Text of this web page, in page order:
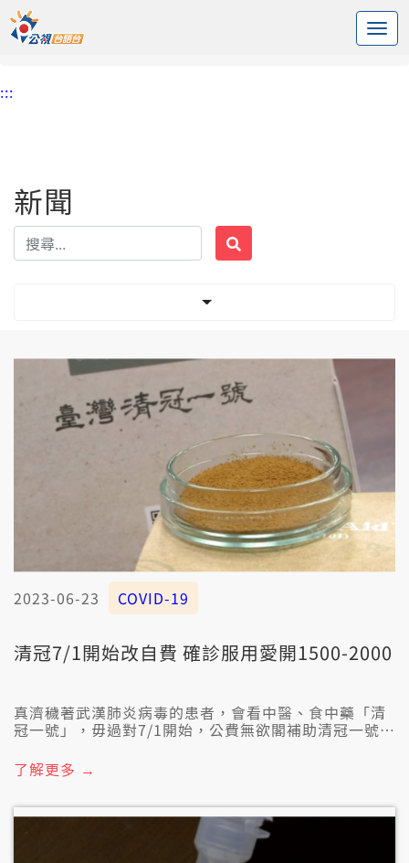
中央內容區塊
頭頁
:::
新聞
2023-06-23 COVID-19
清冠7/1開始改自費 確診服用愛開1500-2000
真濟穢著武漢肺炎病毒的患者，會看中醫、食中藥「清
冠一號」，毋過對7/1開始，公費無欲閣補助清冠一號，
了解更多 →